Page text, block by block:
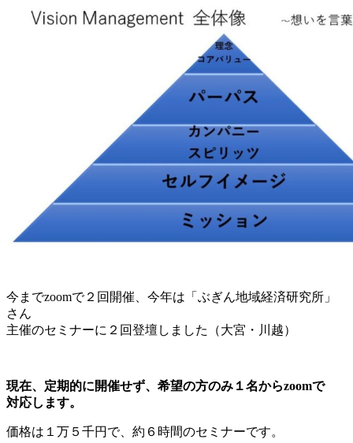
今までzoomで２回開催、今年は「ぶぎん地域経済研究所」
さん
主催のセミナーに２回登壇しました（大宮・川越）
現在、定期的に開催せず、希望の方のみ１名からzoomで
対応します。
価格は１万５千円で、約６時間のセミナーです。